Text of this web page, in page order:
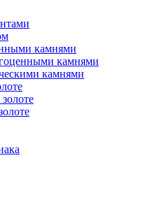
камнями
камнями
камнями